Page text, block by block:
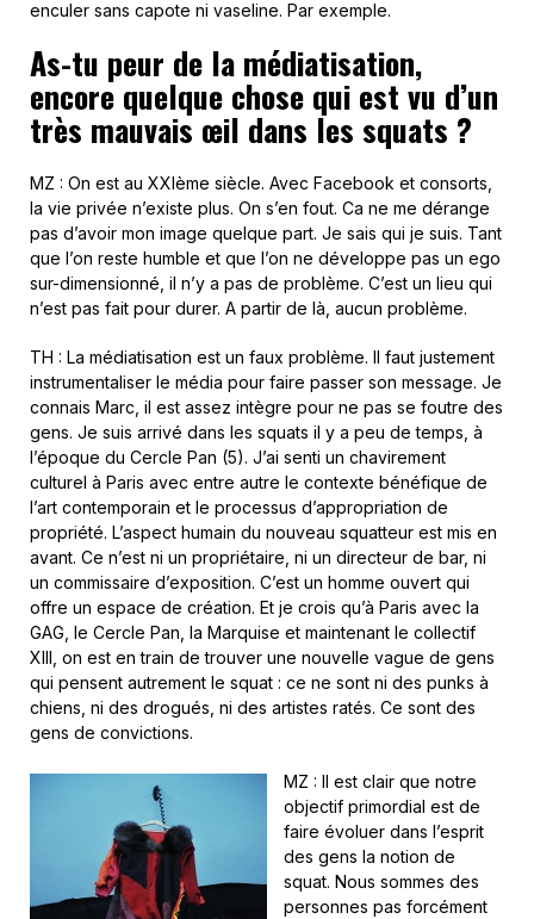
enculer sans capote ni vaseline. Par exemple.
As-tu peur de la médiatisation,
encore quelque chose qui est vu d’un
très mauvais œil dans les squats ?
MZ : On est au XXIème siècle. Avec Facebook et consorts,
la vie privée n’existe plus. On s’en fout. Ca ne me dérange
pas d’avoir mon image quelque part. Je sais qui je suis. Tant
que l’on reste humble et que l’on ne développe pas un ego
sur-dimensionné, il n’y a pas de problème. C’est un lieu qui
n’est pas fait pour durer. A partir de là, aucun problème.
TH : La médiatisation est un faux problème. Il faut justement
instrumentaliser le média pour faire passer son message. Je
connais Marc, il est assez intègre pour ne pas se foutre des
gens. Je suis arrivé dans les squats il y a peu de temps, à
l’époque du Cercle Pan (5). J’ai senti un chavirement
culturel à Paris avec entre autre le contexte bénéfique de
l’art contemporain et le processus d’appropriation de
propriété. L’aspect humain du nouveau squatteur est mis en
avant. Ce n’est ni un propriétaire, ni un directeur de bar, ni
un commissaire d’exposition. C’est un homme ouvert qui
offre un espace de création. Et je crois qu’à Paris avec la
GAG, le Cercle Pan, la Marquise et maintenant le collectif
XIII, on est en train de trouver une nouvelle vague de gens
qui pensent autrement le squat : ce ne sont ni des punks à
chiens, ni des drogués, ni des artistes ratés. Ce sont des
gens de convictions.
MZ : Il est clair que notre
objectif primordial est de
faire évoluer dans l’esprit
des gens la notion de
squat. Nous sommes des
personnes pas forcément